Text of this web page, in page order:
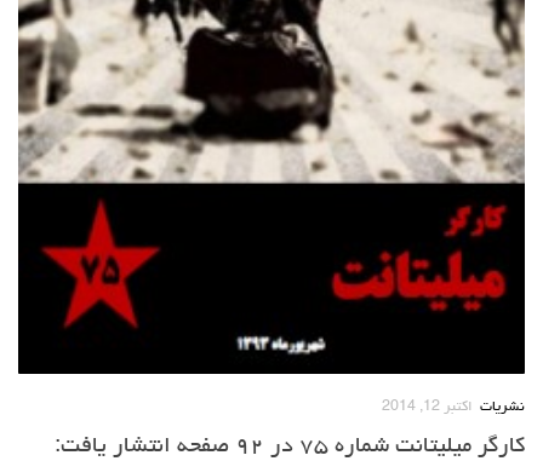
نشریات اکتبر 12, 2014
کارگر میلیتانت شماره ۷۵ در ۹۲ صفحه انتشار یافت: